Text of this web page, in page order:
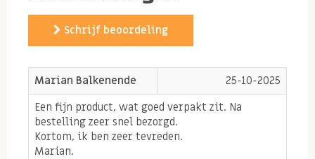
Schrijf beoordeling
Marian Balkenende
25-10-2025
Een fijn product, wat goed verpakt zit. Na
bestelling zeer snel bezorgd.
Kortom, ik ben zeer tevreden.
Marian.